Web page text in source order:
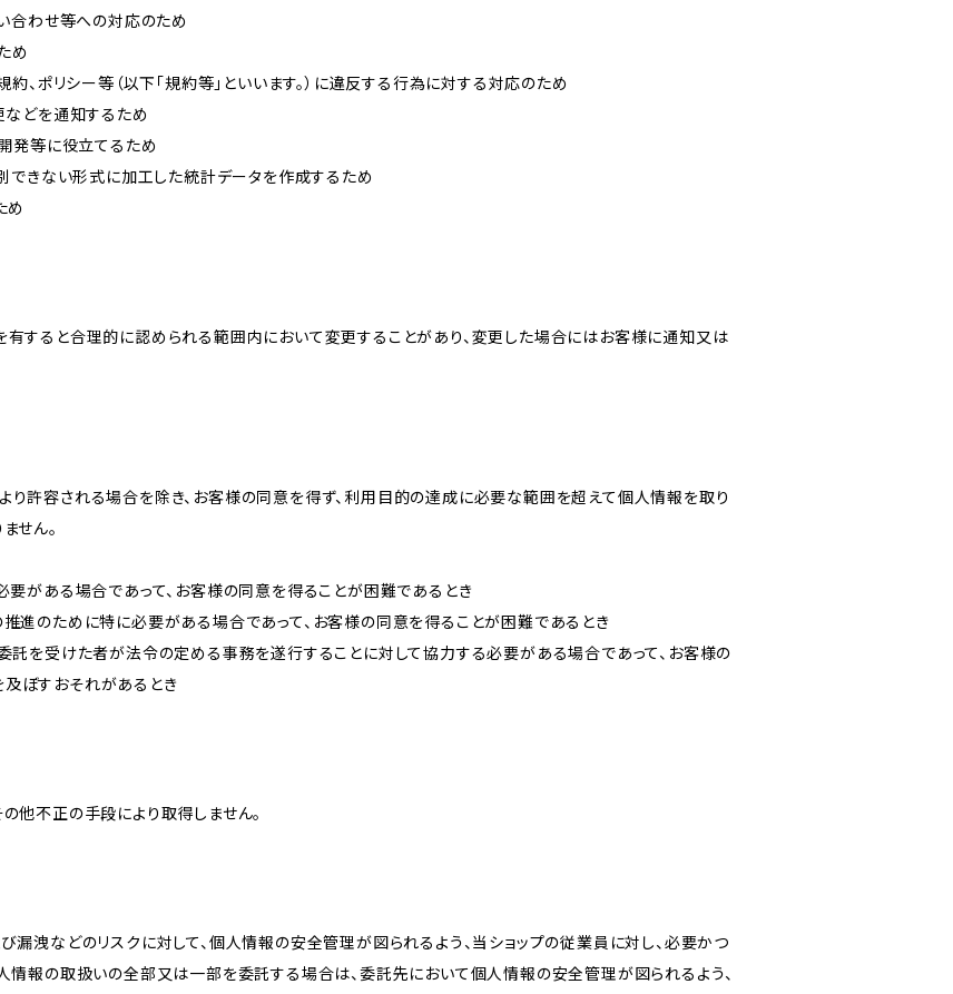
い合わせ等への対応のため
め
約、ポリシー等（以下「規約等」といいます。）に違反する行為に対する対応のため
などを通知するため
開発等に役立てるため
別できない形式に加工した統計データを作成するため
め
有すると合理的に認められる範囲内において変更することがあり、変更した場合にはお客様に通知又は
り許容される場合を除き、お客様の同意を得ず、利用目的の達成に必要な範囲を超えて個人情報を取り
せん。
要がある場合であって、お客様の同意を得ることが困難であるとき
進のために特に必要がある場合であって、お客様の同意を得ることが困難であるとき
託を受けた者が法令の定める事務を遂行することに対して協力する必要がある場合であって、お客様の
ぼすおそれがあるとき
他不正の手段により取得しません。
漏洩などのリスクに対して、個人情報の安全管理が図られるよう、当ショップの従業員に対し、必要かつ
情報の取扱いの全部又は一部を委託する場合は、委託先において個人情報の安全管理が図られるよう、